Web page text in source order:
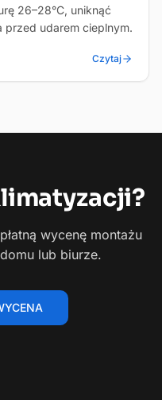
26–28°C, uniknąć
przed udarem cieplnym.
Czytaj
wycenę montażu
lub biurze.